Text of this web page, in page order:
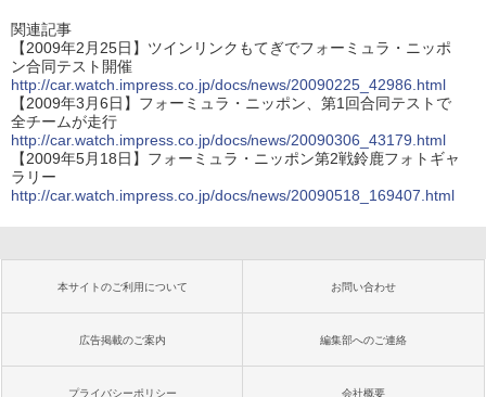
関連記事
【2009年2月25日】ツインリンクもてぎでフォーミュラ・ニッポ
ン合同テスト開催
http://car.watch.impress.co.jp/docs/news/20090225_42986.html
【2009年3月6日】フォーミュラ・ニッポン、第1回合同テストで
全チームが走行
http://car.watch.impress.co.jp/docs/news/20090306_43179.html
【2009年5月18日】フォーミュラ・ニッポン第2戦鈴鹿フォトギャ
ラリー
http://car.watch.impress.co.jp/docs/news/20090518_169407.html
本サイトのご利用について お問い合わせ
広告掲載のご案内 編集部へのご連絡
プライバシーポリシー 会社概要